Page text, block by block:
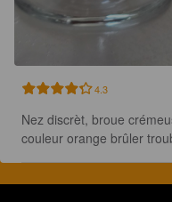
4.3
Nez discrèt, broue
couleur orange brûler